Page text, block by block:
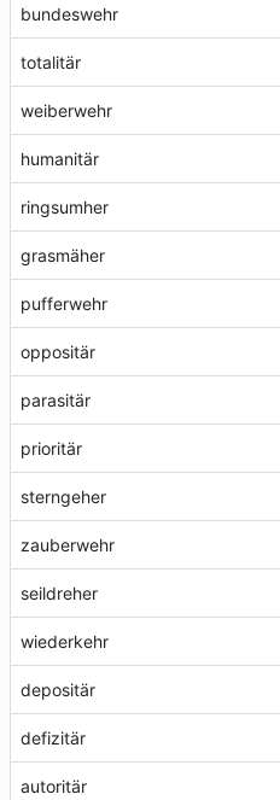
bundeswehr
totalitär
weiberwehr
humanitär
ringsumher
grasmäher
pufferwehr
oppositär
parasitär
prioritär
sterngeher
zauberwehr
seildreher
wiederkehr
depositär
defizitär
autoritär